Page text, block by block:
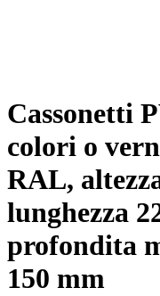
Cassonetti
colori o
RAL,
lunghezza
profondita
150 mm